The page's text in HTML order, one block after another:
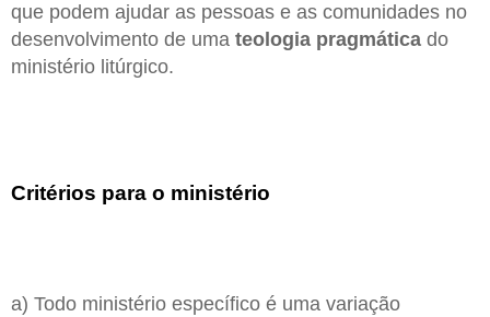
que podem ajudar as pessoas e as comunidades no
desenvolvimento de uma teologia pragmática do
ministério litúrgico.
Critérios para o ministério
a) Todo ministério específico é uma variação